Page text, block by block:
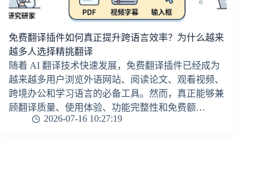
免费翻译插件如何真正提升跨语言效率？为什么越来
越多人选择精挑翻译
随着 AI 翻译技术快速发展，免费翻译插件已经成为
越来越多用户浏览外语网站、阅读论文、观看视频、
跨境办公和学习语言的必备工具。然而，真正能够兼
顾翻译质量、使用体验、功能完整性和免费额…
2026-07-16 10:27:19